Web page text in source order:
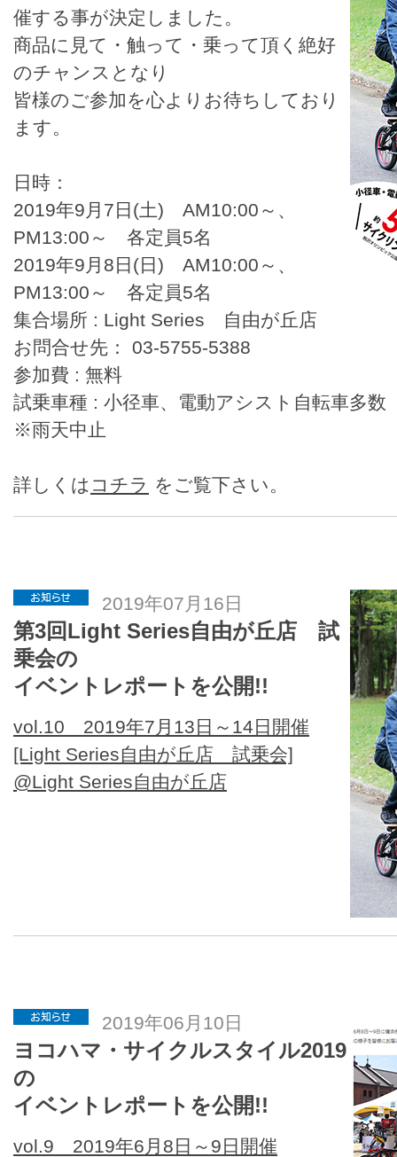
催する事が決定しました。
商品に見て・触って・乗って頂く絶好
のチャンスとなり
皆様のご参加を心よりお待ちしており
ます。
日時：
2019年9月7日(土) AM10:00～、
PM13:00～ 各定員5名
2019年9月8日(日) AM10:00～、
PM13:00～ 各定員5名
集合場所 : Light Series 自由が丘店
お問合せ先： 03-5755-5388
参加費 : 無料
試乗車種 : 小径車、電動アシスト自転車多数
※雨天中止
詳しくは コチラ をご覧下さい。
2019年07月16日
第3回Light Series自由が丘店 試
乗会の
イベントレポートを公開!!
vol.10 2019年7月13日～14日開催
[Light Series自由が丘店 試乗会]
@Light Series自由が丘店
2019年06月10日
ヨコハマ・サイクルスタイル2019
の
イベントレポートを公開!!
vol.9 2019年6月8日～9日開催